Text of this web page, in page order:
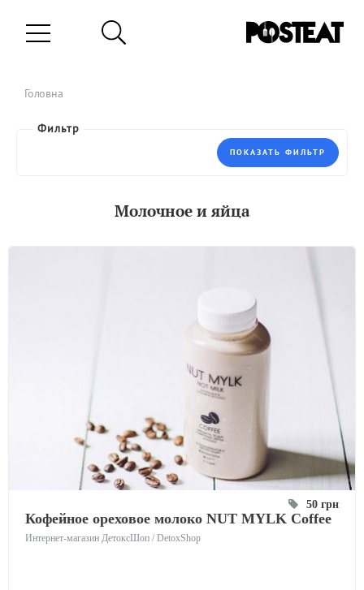
Головна
ПОКАЗАТЬ ФИЛЬТР
Молочное и яйца
50 грн
Кофейное ореховое молоко NUT MYLK Coffee
Интернет-магазин ДетоксШоп / DetoxShop